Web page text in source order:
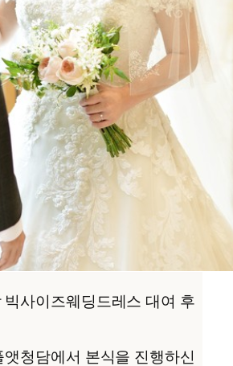
빅사이즈웨딩드레스 대여 후
앳청담에서 본식을 진행하신